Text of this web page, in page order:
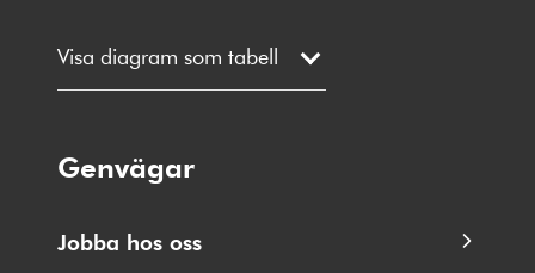
Visa diagram som tabell
Genvägar
Jobba hos oss